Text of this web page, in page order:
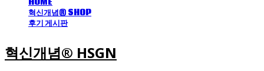
HOME
혁신개념® SHOP
후기 게시판
혁신개념® HSGN